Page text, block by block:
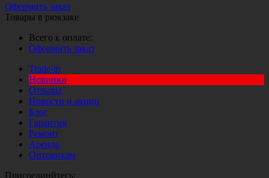
Оформить заказ
Товары в рюкзаке
Всего к оплате:
Оформить заказ
Trade-in
Новинки
Отзывы
Новости и акции
Блог
Гарантия
Ремонт
Аренда
Оптовикам
Присоединйтесь: